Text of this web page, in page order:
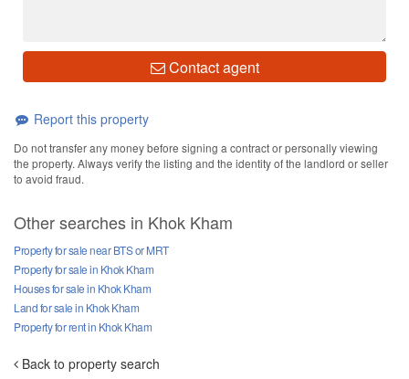
Contact agent
Report this property
Do not transfer any money before signing a contract or personally viewing
the property. Always verify the listing and the identity of the landlord or seller
to avoid fraud.
Other searches in Khok Kham
Property for sale near BTS or MRT
Property for sale in Khok Kham
Houses for sale in Khok Kham
Land for sale in Khok Kham
Property for rent in Khok Kham
Back to property search